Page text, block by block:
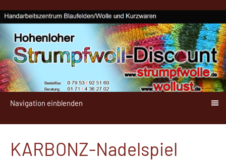
Navigation einblenden
KARBONZ-Nadelspiel